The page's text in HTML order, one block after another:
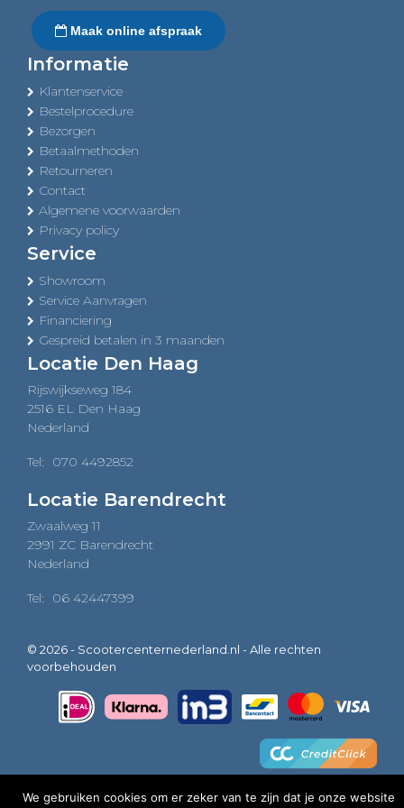
Maak online afspraak
Informatie
Klantenservice
Bestelprocedure
Bezorgen
Betaalmethoden
Retourneren
Contact
Algemene voorwaarden
Privacy policy
Service
Showroom
Service Aanvragen
Financiering
Gespreid betalen in 3 maanden
Locatie Den Haag
Rijswijkseweg 184
2516 EL Den Haag
Nederland
Tel: 070 4492852
Locatie Barendrecht
Zwaalweg 11
2991 ZC Barendrecht
Nederland
Tel: 06 42447399
© 2026 - Scootercenternederland.nl - Alle rechten
voorbehouden
We gebruiken cookies om er zeker van te zijn dat je onze website